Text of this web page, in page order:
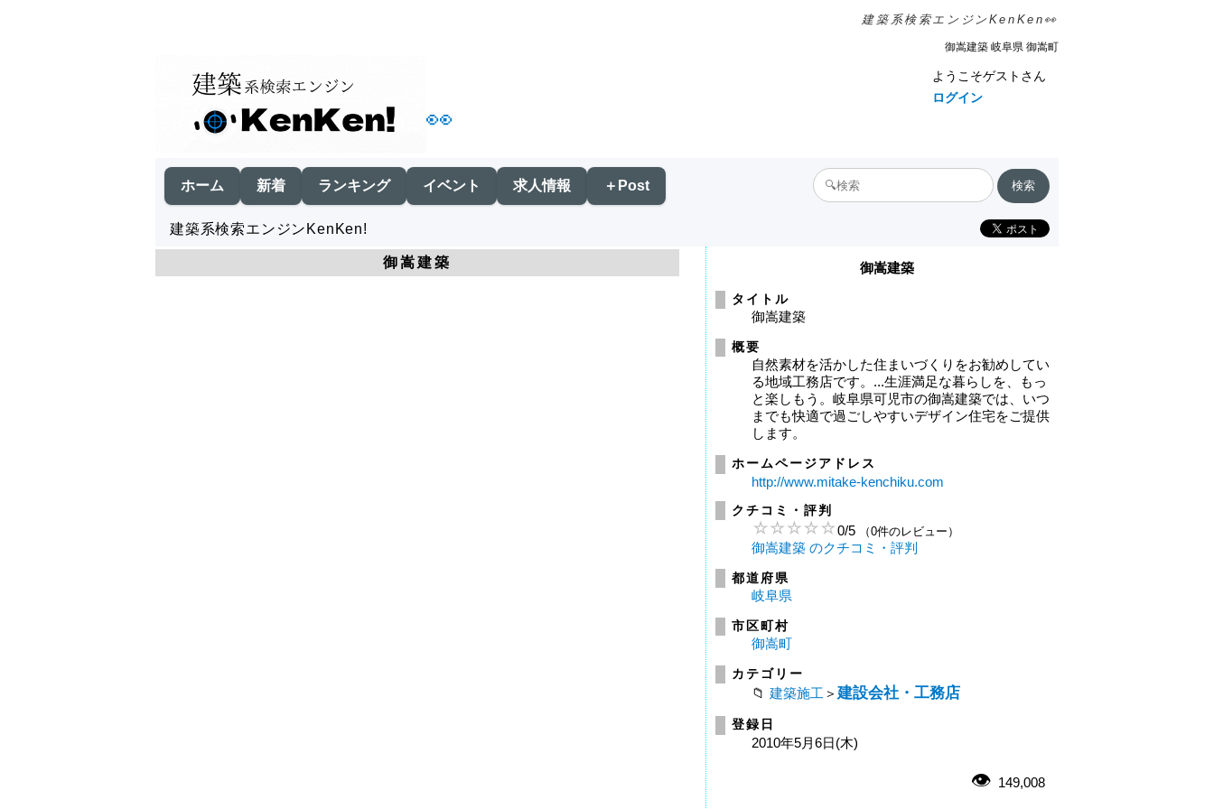
建築系検索エンジンKenKen👀
御嵩建築 岐阜県 御嵩町
👀
ようこそゲストさん
ログイン
ホーム 新着 ランキング イベント 求人情報 ＋Post
建築系検索エンジンKenKen!
御嵩建築 御嵩建築
タイトル
御嵩建築
概要
自然素材を活かした住まいづくりをお勧めしてい
る地域工務店です。...生涯満足な暮らしを、もっ
と楽しもう。岐阜県可児市の御嵩建築では、いつ
までも快適で過ごしやすいデザイン住宅をご提供
します。
ホームページアドレス
http://www.mitake-kenchiku.com
クチコミ・評判
0/5 （0件のレビュー）
御嵩建築 のクチコミ・評判
都道府県
岐阜県
市区町村
御嵩町
カテゴリー
建築施工＞ 建設会社・工務店
登録日
2010年5月6日(木)
149,008